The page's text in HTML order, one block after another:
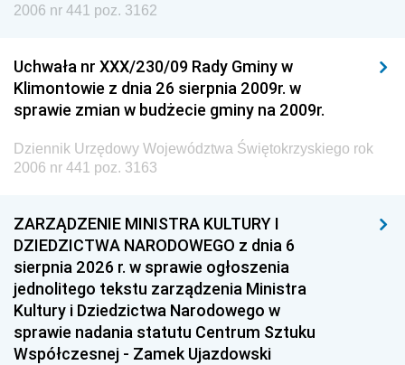
2006 nr 441 poz. 3162
Uchwała nr XXX/230/09 Rady Gminy w
Klimontowie z dnia 26 sierpnia 2009r. w
sprawie zmian w budżecie gminy na 2009r.
Dziennik Urzędowy Województwa Świętokrzyskiego rok
2006 nr 441 poz. 3163
ZARZĄDZENIE MINISTRA KULTURY I
DZIEDZICTWA NARODOWEGO z dnia 6
sierpnia 2026 r. w sprawie ogłoszenia
jednolitego tekstu zarządzenia Ministra
Kultury i Dziedzictwa Narodowego w
sprawie nadania statutu Centrum Sztuku
Współczesnej - Zamek Ujazdowski